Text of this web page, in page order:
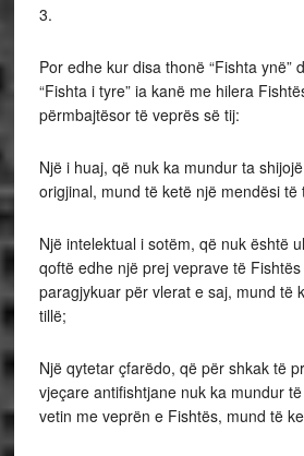
3.
Por edhe kur disa thonë “Fishta ynë”
“Fishta i tyre” ia kanë me hilera
përmbajtësor të veprës së tij:
Një i huaj, që nuk ka mundur ta
origjinal, mund të ketë një mendësi të
Një intelektual i sotëm, që nuk është
qoftë edhe një prej veprave të
paragjykuar për vlerat e saj, mund të
tillë;
Një qytetar çfarëdo, që për shkak të
vjeçare antifishtjane nuk ka mundur
vetin me veprën e Fishtës, mund të